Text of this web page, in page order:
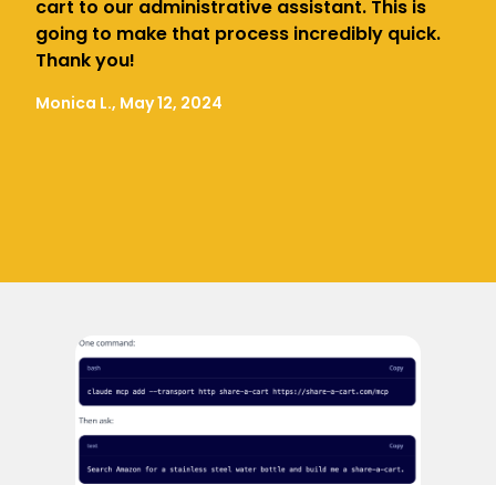
cart to our administrative assistant. This is
going to make that process incredibly quick.
Thank you!
Monica L., May 12, 2024